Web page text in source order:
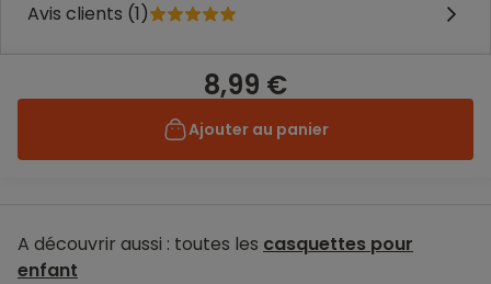
Avis clients (1)
8,99 €
Ajouter au panier
A découvrir aussi : toutes les casquettes pour
enfant